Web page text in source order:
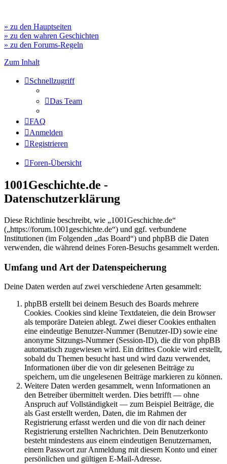
» zu den Hauptseiten
» zu den wahren Geschichten
» zu den Forums-Regeln
Zum Inhalt
Schnellzugriff
Das Team
FAQ
Anmelden
Registrieren
Foren-Übersicht
1001Geschichte.de -
Datenschutzerklärung
Diese Richtlinie beschreibt, wie „1001Geschichte.de“
(„https://forum.1001geschichte.de“) und ggf. verbundene
Institutionen (im Folgenden „das Board“) und phpBB die Daten
verwenden, die während deines Foren-Besuchs gesammelt werden.
Umfang und Art der Datenspeicherung
Deine Daten werden auf zwei verschiedene Arten gesammelt:
phpBB erstellt bei deinem Besuch des Boards mehrere
Cookies. Cookies sind kleine Textdateien, die dein Browser
als temporäre Dateien ablegt. Zwei dieser Cookies enthalten
eine eindeutige Benutzer-Nummer (Benutzer-ID) sowie eine
anonyme Sitzungs-Nummer (Session-ID), die dir von phpBB
automatisch zugewiesen wird. Ein drittes Cookie wird erstellt,
sobald du Themen besucht hast und wird dazu verwendet,
Informationen über die von dir gelesenen Beiträge zu
speichern, um die ungelesenen Beiträge markieren zu können.
Weitere Daten werden gesammelt, wenn Informationen an
den Betreiber übermittelt werden. Dies betrifft — ohne
Anspruch auf Vollständigkeit — zum Beispiel Beiträge, die
als Gast erstellt werden, Daten, die im Rahmen der
Registrierung erfasst werden und die von dir nach deiner
Registrierung erstellten Nachrichten. Dein Benutzerkonto
besteht mindestens aus einem eindeutigen Benutzernamen,
einem Passwort zur Anmeldung mit diesem Konto und einer
persönlichen und gültigen E-Mail-Adresse.